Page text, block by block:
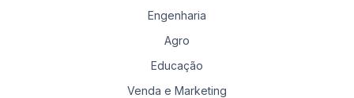
Engenharia
Agro
Educação
Venda e Marketing